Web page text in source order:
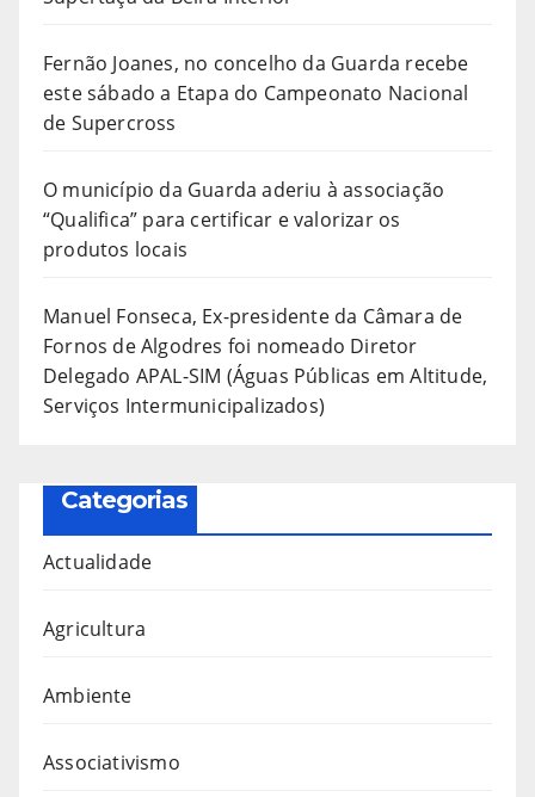
Fernão Joanes, no concelho da Guarda recebe
este sábado a Etapa do Campeonato Nacional
de Supercross
O município da Guarda aderiu à associação
“Qualifica” para certificar e valorizar os
produtos locais
Manuel Fonseca, Ex-presidente da Câmara de
Fornos de Algodres foi nomeado Diretor
Delegado APAL-SIM (Águas Públicas em Altitude,
Serviços Intermunicipalizados)
Categorias
Actualidade
Agricultura
Ambiente
Associativismo